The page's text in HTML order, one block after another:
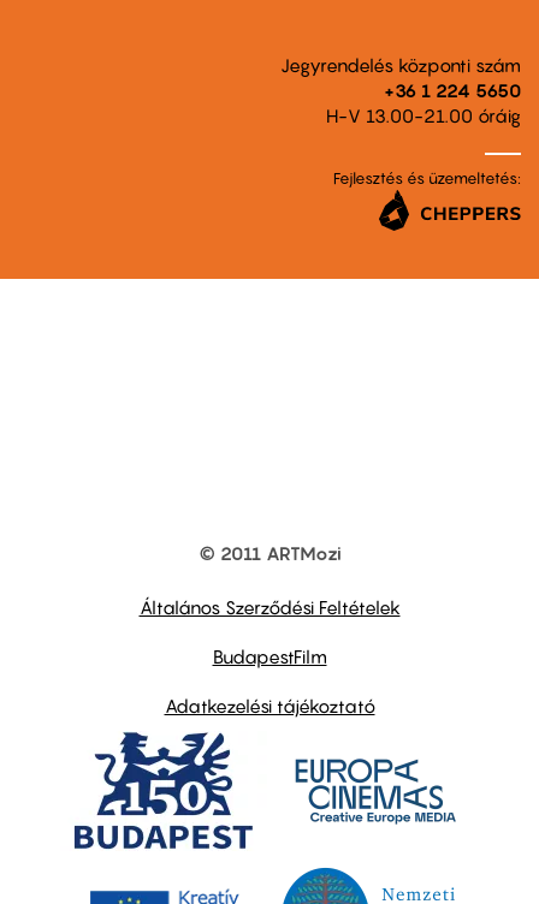
Jegyrendelés központi szám
+36 1 224 5650
H-V 13.00-21.00 óráig
Fejlesztés és üzemeltetés:
© 2011 ARTMozi
Általános Szerződési Feltételek
BudapestFilm
Adatkezelési tájékoztató